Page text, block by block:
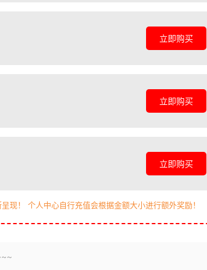
立即购买
立即购买
立即购买
现！ 个人中心自行充值会根据金额大小进行额外奖励！